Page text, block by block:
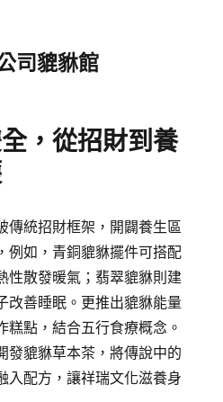
司貔貅館
，從招財到養
傳統招財框架，開闢養生區
例如，青銅貔貅擺件可搭配
性散發暖氣；翡翠貔貅則建
改善睡眠。更推出貔貅能量
糕點，結合五行食療概念。
發貔貅草本茶，將傳說中的
入配方，讓祥瑞文化滋養身